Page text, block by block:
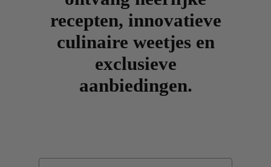
recepten, innovatieve
culinaire weetjes en
exclusieve
aanbiedingen.
Email